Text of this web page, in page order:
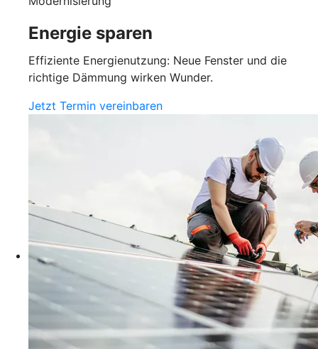
Energie sparen
Effiziente Energienutzung: Neue Fenster und die
richtige Dämmung wirken Wunder.
Jetzt Termin vereinbaren